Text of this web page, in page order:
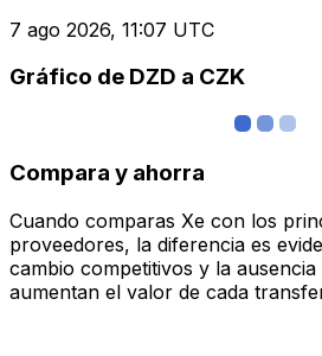
7 ago 2026, 11:07 UTC
Gráfico de DZD a CZK
Compara y ahorra
Cuando comparas Xe con los
proveedores, la diferencia es
cambio competitivos y la
aumentan el valor de cada